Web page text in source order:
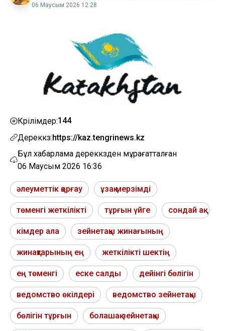
табу керек
06 Маусым 2026 12:28
Көрілімдер:144
Дереккөз:https://kaz.tengrinews.kz
Бұл хабарлама дереккөзден мұрағатталған
06 Маусым 2026 16:36
әлеуметтік қорғау ұзақ мерзімді
төменгі жеткілікті тұрғын үйге сондай ақ
кімдер ала зейнетақы жинағының
жинақтарының ең жеткілікті шектің
ең төменгі еске салды дейінгі бөлігін
ведомство өкілдері ведомство зейнетақы
бөлігін тұрғын болашақ зейнетақы